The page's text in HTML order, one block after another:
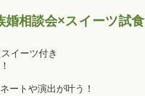
婚相談会×スイーツ試食
イーツ付き
ートや演出が叶う！